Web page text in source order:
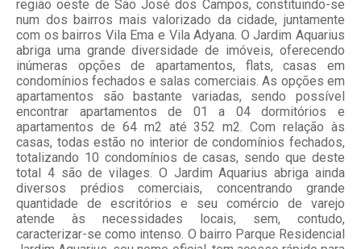
região oeste de São José dos Campos, constituindo-se
num dos bairros mais valorizado da cidade, juntamente
com os bairros Vila Ema e Vila Adyana. O Jardim Aquarius
abriga uma grande diversidade de imóveis, oferecendo
inúmeras opções de apartamentos, flats, casas em
condomínios fechados e salas comerciais. As opções em
apartamentos são bastante variadas, sendo possível
encontrar apartamentos de 01 a 04 dormitórios e
apartamentos de 64 m2 até 352 m2. Com relação às
casas, todas estão no interior de condomínios fechados,
totalizando 10 condomínios de casas, sendo que deste
total 4 são de vilages. O Jardim Aquarius abriga ainda
diversos prédios comerciais, concentrando grande
quantidade de escritórios e seu comércio de varejo
atende às necessidades locais, sem, contudo,
caracterizar-se como intenso. O bairro Parque Residencial